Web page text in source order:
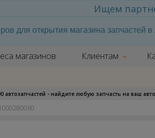
Ищем
для открытия магазина запчастей
магазинов Клиентам
автозапчастей - найдите любую запчасть на ваш